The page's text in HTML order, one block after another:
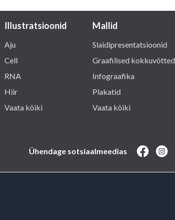
Illustratsioonid
Aju
Cell
RNA
Hiir
Vaata kõiki
Mallid
Slaidipresentatsioonid
Graafilised kokkuvõtted
Infograafika
Plakatid
Vaata kõiki
Ühendage sotsiaalmeedias